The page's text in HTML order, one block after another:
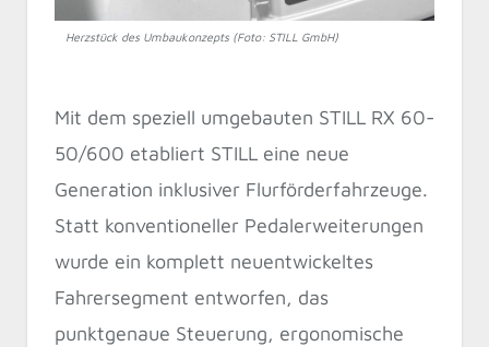
Herzstück des Umbaukonzepts (Foto: STILL GmbH)
Mit dem speziell umgebauten STILL RX 60-
50/600 etabliert STILL eine neue
Generation inklusiver Flurförderfahrzeuge.
Statt konventioneller Pedalerweiterungen
wurde ein komplett neuentwickeltes
Fahrersegment entworfen, das
punktgenaue Steuerung, ergonomische